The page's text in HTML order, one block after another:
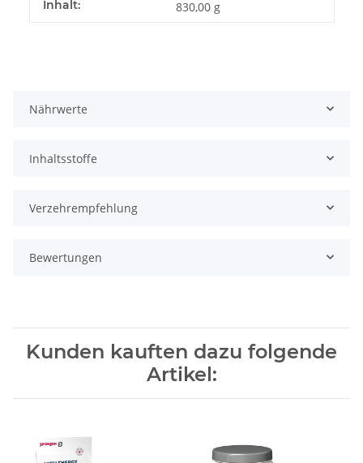
Inhalt: 830,00 g
Nährwerte
Inhaltsstoffe
Verzehrempfehlung
Bewertungen
Kunden kauften dazu folgende
Artikel: